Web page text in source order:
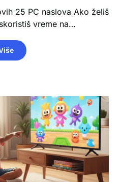
25 PC naslova Ako želiš
vreme na…